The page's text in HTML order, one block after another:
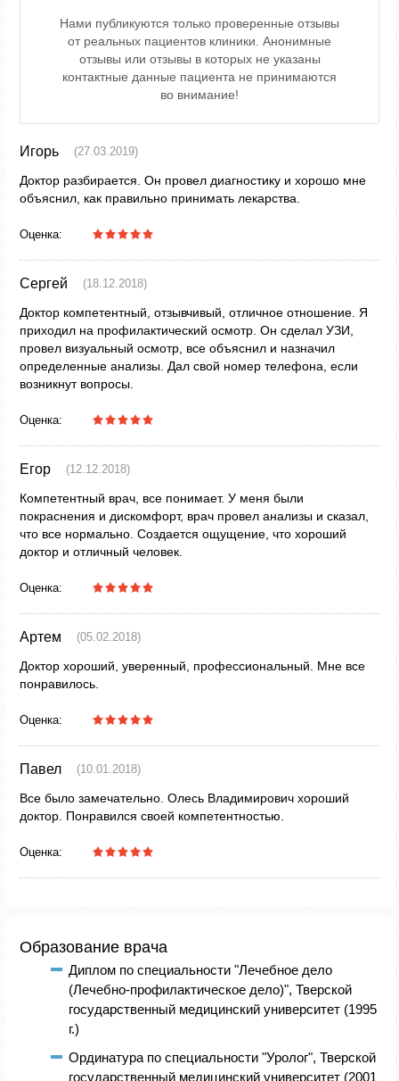
Нами публикуются только проверенные отзывы
от реальных пациентов клиники. Анонимные
отзывы или отзывы в которых не указаны
контактные данные пациента не принимаются
во внимание!
Игорь (27.03.2019)
Доктор разбирается. Он провел диагностику и хорошо мне
объяснил, как правильно принимать лекарства.
Оценка:
Сергей (18.12.2018)
Доктор компетентный, отзывчивый, отличное отношение. Я
приходил на профилактический осмотр. Он сделал УЗИ,
провел визуальный осмотр, все объяснил и назначил
определенные анализы. Дал свой номер телефона, если
возникнут вопросы.
Оценка:
Егор (12.12.2018)
Компетентный врач, все понимает. У меня были
покраснения и дискомфорт, врач провел анализы и сказал,
что все нормально. Создается ощущение, что хороший
доктор и отличный человек.
Оценка:
Артем (05.02.2018)
Доктор хороший, уверенный, профессиональный. Мне все
понравилось.
Оценка:
Павел (10.01.2018)
Все было замечательно. Олесь Владимирович хороший
доктор. Понравился своей компетентностью.
Оценка:
Образование врача
Диплом по специальности "Лечебное дело
(Лечебно-профилактическое дело)", Тверской
государственный медицинский университет (1995
г.)
Ординатура по специальности "Уролог", Тверской
государственный медицинский университет (2001